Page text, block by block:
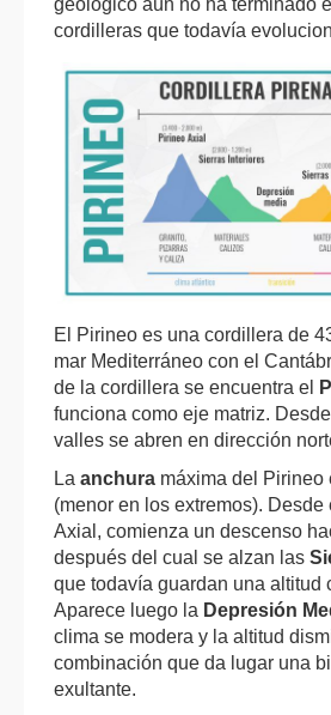
geológico aún no ha terminado
cordilleras que todavía
El Pirineo es una cordillera de
mar Mediterráneo con el
de la cordillera se encuentra el
funciona como eje matriz.
valles se abren en dirección
La anchura máxima del Pirineo
(menor en los extremos).
Axial, comienza un descenso
después del cual se alzan las
que todavía guardan una altitud
Aparece luego la Depresión
clima se modera y la altitud
combinación que da lugar una
exultante.